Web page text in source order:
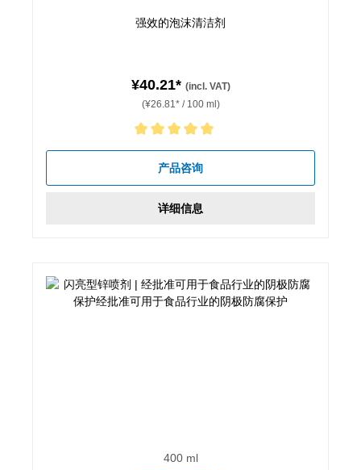
强效的泡沫清洁剂
¥40.21* (incl. VAT)
(¥26.81* / 100 ml)
Average rating of 5 out of 5 stars
产品咨询
详细信息
400 ml